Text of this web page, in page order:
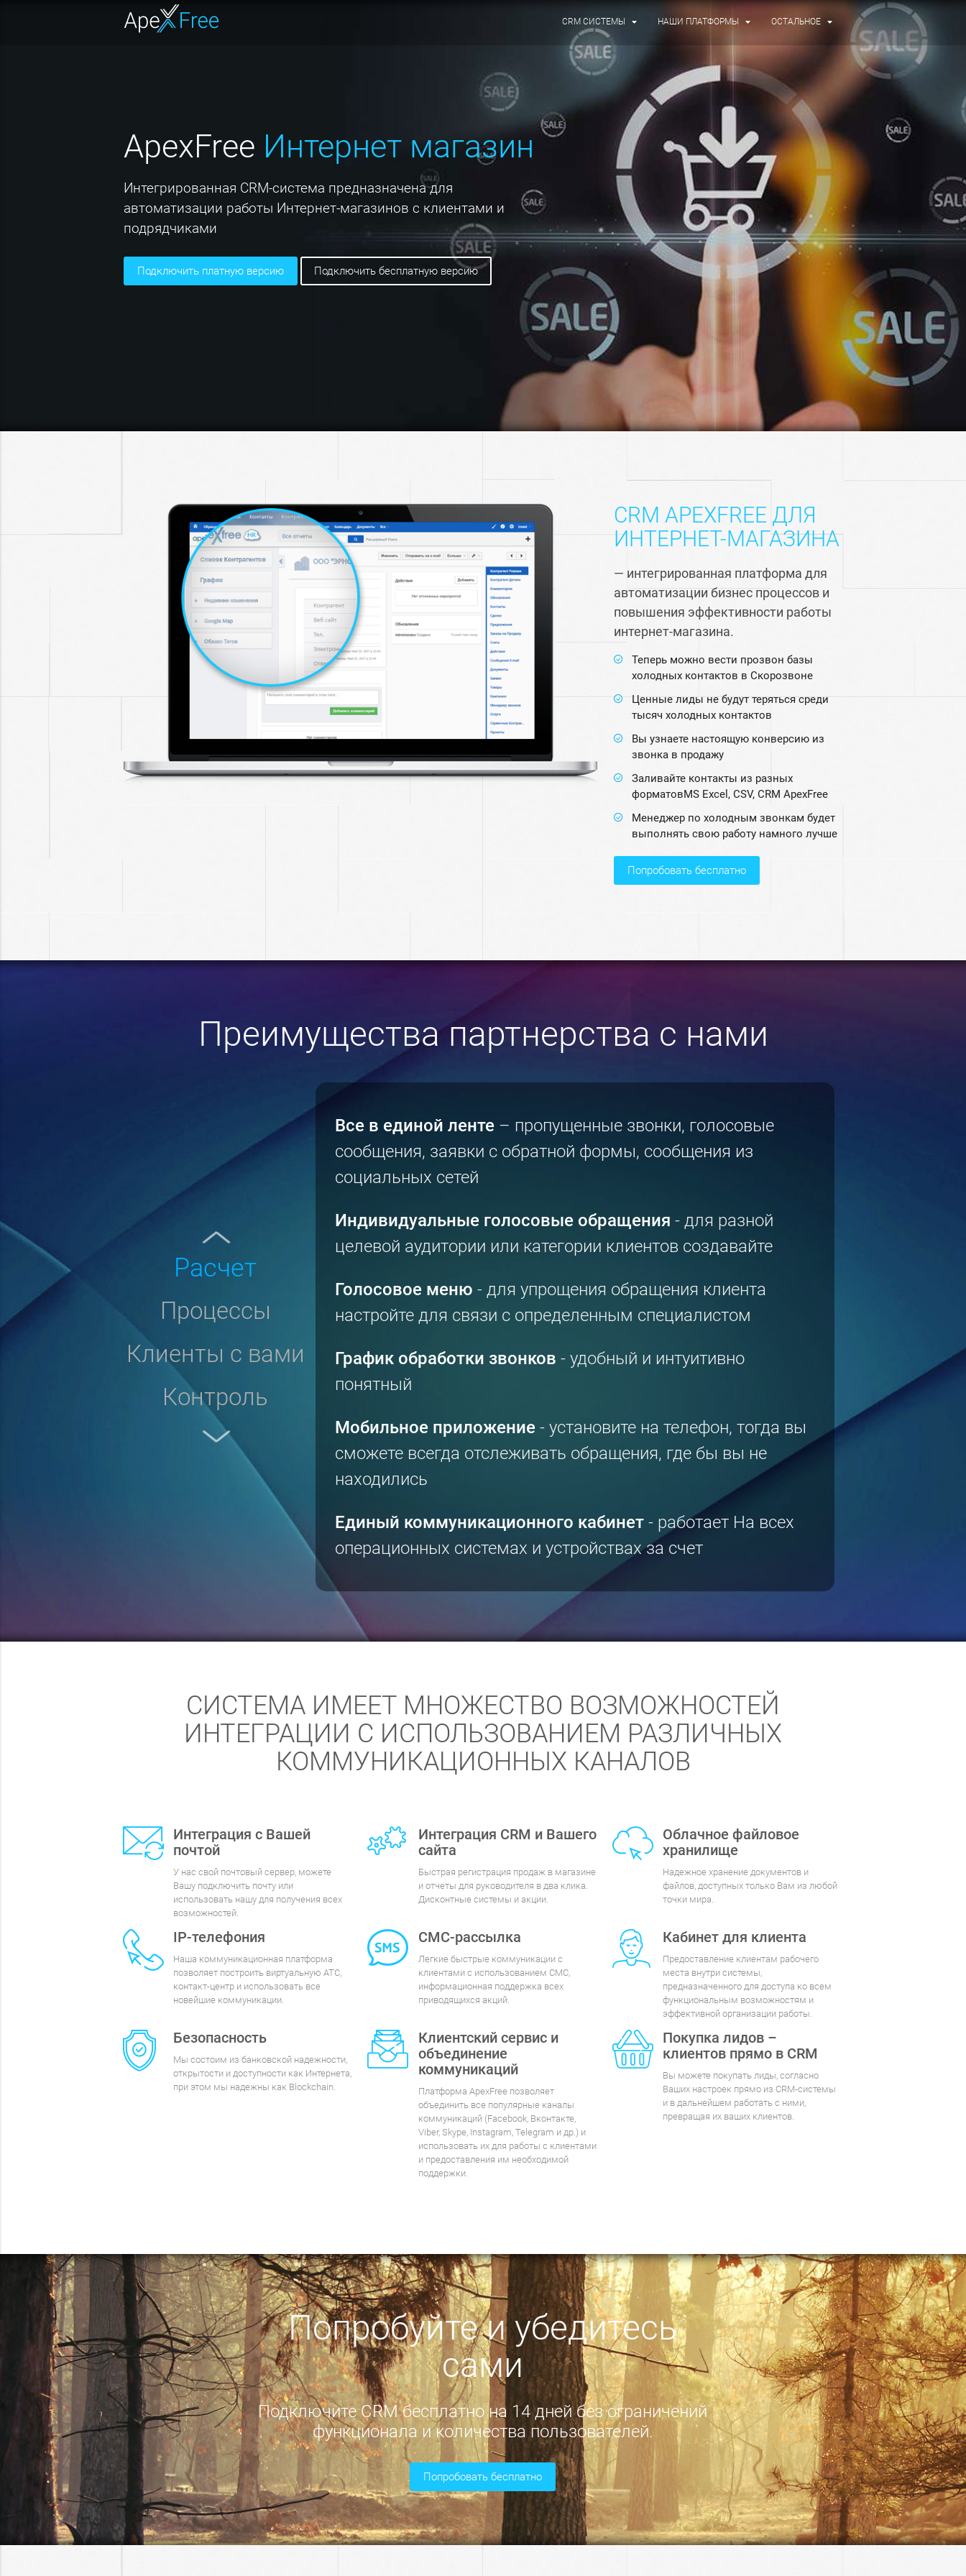
CRM СИСТЕМЫ НАШИ ПЛАТФОРМЫ ОСТАЛЬНОЕ
ApexFree Интернет магазин
Интегрированная СRM-система предназначена для
автоматизации работы Интернет-магазинов с клиентами и
подрядчиками
подключить платную версию подключить бесплатную версию
СRM APEXFREE ДЛЯ
ИНТЕРНЕТ-МАГАЗИНА
— интегрированная платформа для
автоматизации бизнес процессов и
повышения эффективности работы
интернет-магазина.
Теперь можно вести прозвон базы
холодных контактов в Скорозвоне
Ценные лиды не будут теряться среди
тысяч холодных контактов
Вы узнаете настоящую конверсию из
звонка в продажу
Заливайте контакты из разных
форматовMS Excel, CSV, СRM ApexFree
Менеджер по холодным звонкам будет
выполнять свою работу намного лучше
попробовать бесплатно
Преимущества партнерства с нами
расчет
процессы
клиенты с вами
контроль
Все в единой ленте– пропущенные звонки, голосовые
сообщения, заявки с обратной формы, сообщения из
социальных сетей
Индивидуальные голосовые обращения - для разной
целевой аудитории или категории клиентов создавайте
Голосовое меню - для упрощения обращения клиента
настройте для связи с определенным специалистом
График обработки звонков - удобный и интуитивно
понятный
Мобильное приложение- установите на телефон, тогда вы
сможете всегда отслеживать обращения, где бы вы не
находились
Единый коммуникационного кабинет- работает На всех
операционных системах и устройствах за счет
СИСТЕМА ИМЕЕТ МНОЖЕСТВО ВОЗМОЖНОСТЕЙ
ИНТЕГРАЦИИ С ИСПОЛЬЗОВАНИЕМ РАЗЛИЧНЫХ
КОММУНИКАЦИОННЫХ КАНАЛОВ
Интеграция с Вашей
почтой
У нас свой почтовый сервер, можете
Вашу подключить почту или
использовать нашу для получения всех
возможностей.
Интеграция CRM и Вашего
сайта
Быстрая регистрация продаж в магазине
и отчеты для руководителя в два клика.
Дисконтные системы и акции.
Облачное файловое
хранилище
Надежное хранение документов и
файлов, доступных только Вам из любой
точки мира.
IP-телефония
Наша коммуникационная платформа
позволяет построить виртуальную АТС,
контакт-центр и использовать все
новейшие коммуникации.
СМС-рассылка
Легкие быстрые коммуникации с
клиентами с использованием СМС,
информационная поддержка всех
приводящихся акций.
Кабинет для клиента
Предоставление клиентам рабочего
места внутри системы,
предназначенного для доступа ко всем
функциональным возможностям и
эффективной организации работы.
Безопасность
Мы состоим из банковской надежности,
открытости и доступности как Интернета,
при этом мы надежны как Blockchain.
Клиентский сервис и
объединение
коммуникаций
Платформа ApexFree позволяет
объединить все популярные каналы
коммуникаций (Facebook, Вконтакте,
Viber, Skype, Instagram, Telegram и др.) и
использовать их для работы с клиентами
и предоставления им необходимой
поддержки.
Покупка лидов –
клиентов прямо в CRM
Вы можете покупать лиды, согласно
Ваших настроек прямо из CRM-системы
и в дальнейшем работать с ними,
превращая их ваших клиентов.
Попробуйте и убедитесь
сами
Подключите CRM бесплатно на 14 дней без ограничений
функционала и количества пользователей.
попробовать бесплатно